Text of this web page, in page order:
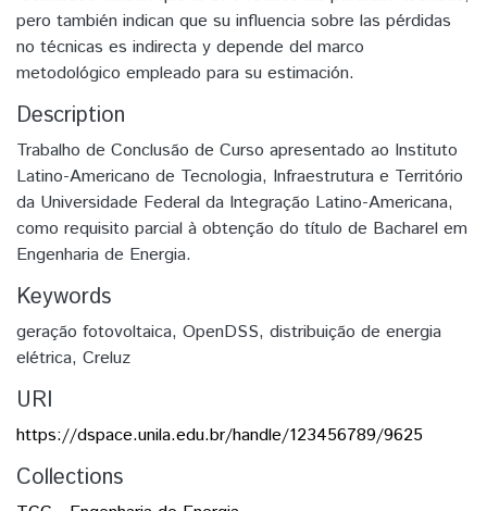
pero también indican que su influencia sobre las pérdidas
no técnicas es indirecta y depende del marco
metodológico empleado para su estimación.
Description
Trabalho de Conclusão de Curso apresentado ao Instituto
Latino-Americano de Tecnologia, Infraestrutura e Território
da Universidade Federal da Integração Latino-Americana,
como requisito parcial à obtenção do título de Bacharel em
Engenharia de Energia.
Keywords
geração fotovoltaica, OpenDSS, distribuição de energia
elétrica, Creluz
URI
https://dspace.unila.edu.br/handle/123456789/9625
Collections